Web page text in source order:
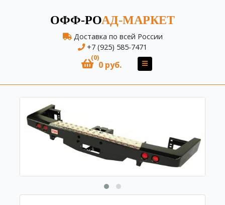
ОФФ-РОАД-МАРКЕТ
Доставка по всей России
+7 (925) 585-7471
(0)
0 руб.